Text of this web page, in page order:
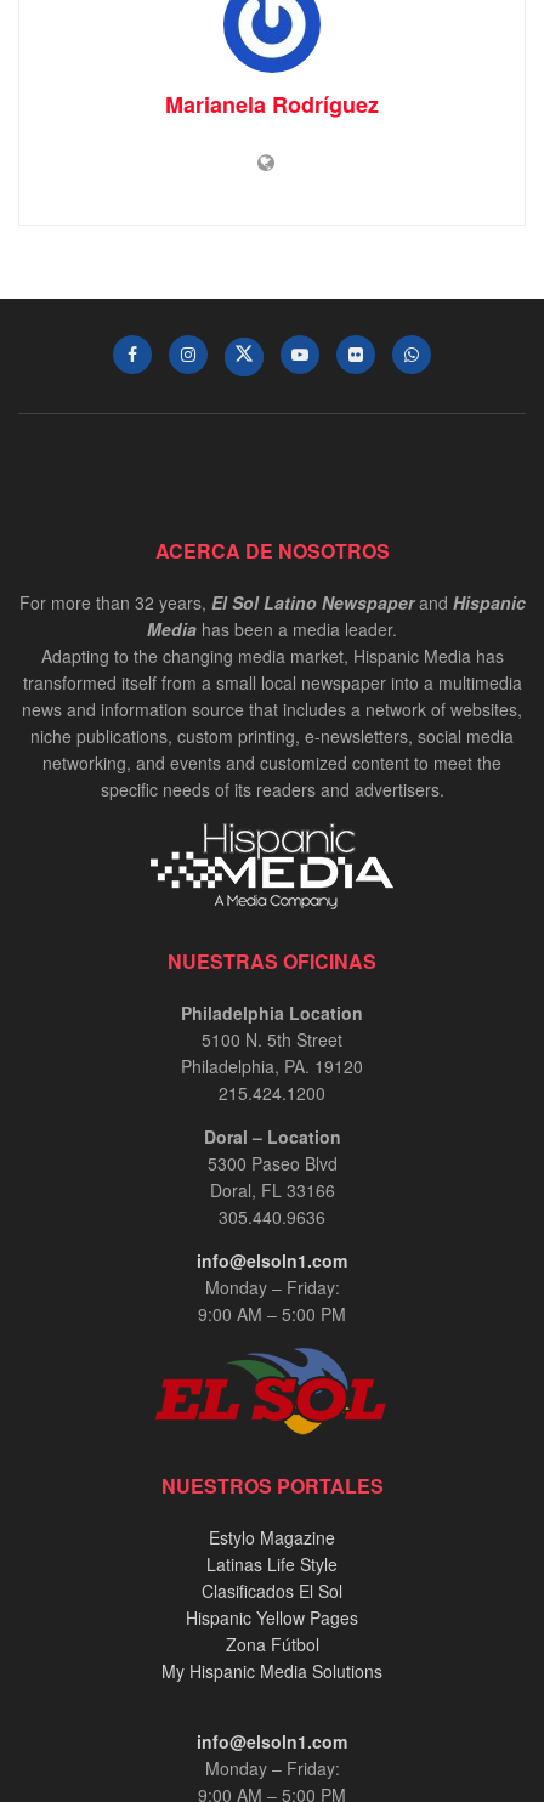
Marianela Rodríguez
ACERCA DE NOSOTROS
For more than 32 years, El Sol Latino Newspaperand Hispanic
Media has been a media leader.
Adapting to the changing media market, Hispanic Media has
transformed itself from a small local newspaper into a multimedia
news and information source that includes a network of websites,
niche publications, custom printing, e-newsletters, social media
networking, and events and customized content to meet the
specific needs of its readers and advertisers.
NUESTRAS OFICINAS
Philadelphia Location
5100 N. 5th Street
Philadelphia, PA. 19120
215.424.1200
Doral – Location
5300 Paseo Blvd
Doral, FL 33166
305.440.9636
info@elsoln1.com
Monday – Friday:
9:00 AM – 5:00 PM
NUESTROS PORTALES
Estylo Magazine
Latinas Life Style
Clasificados El Sol
Hispanic Yellow Pages
Zona Fútbol
My Hispanic Media Solutions
info@elsoln1.com
Monday – Friday:
9:00 AM – 5:00 PM